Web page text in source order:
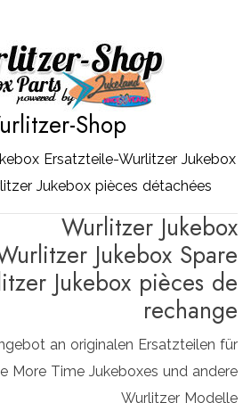
Shop
Ersatzteile-Wurlitzer Jukebox
Jukebox pièces détachées
Wurlitzer Jukebox
Jukebox Spare
Jukebox pièces de
rechange
an originalen Ersatzteilen für
More Time Jukeboxes und andere
Wurlitzer Modelle